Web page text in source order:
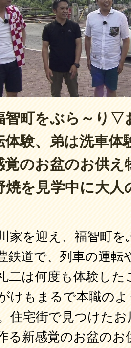
智町をぶら～り▽
体験、弟は洗車
覚のお盆のお供え
を見学中に大人
家を迎え、福智町を
鉄道で、列車の運転
二は何度も体験し
けもまるで本職の
住宅街で見つけた
る新感覚のお盆のお